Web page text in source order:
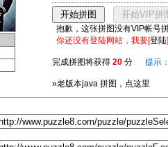
抱歉，这张拼图没有VIP帐号
你还没有登陆网站，我要[登陆
完成拼图将获得 20 分 提示
»老版本java 拼图，点这里